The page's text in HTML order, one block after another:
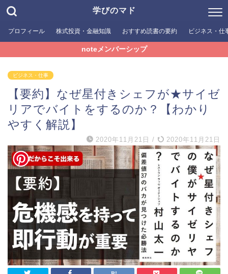
学びのマド
プロフィール 株式投資・金融知識 おすすめ読書の要約 ビジネス・仕
noteメンバーシップ
ビジネス・仕事
【要約】なぜ星付きシェフが★サイゼ
リアでバイトをするのか？【わかり
やすく解説】
2020年11月21日 / 2020年11月21日